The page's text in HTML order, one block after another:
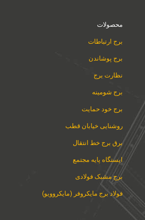
محصولات
برج ارتباطات
برج پوشاندن
نظارت برج
برج شومینه
برج خود حمایت
روشنایی خیابان قطب
برق برج خط انتقال
ایستگاه پایه مجتمع
برج مشبک فولادی
فولاد برج مایکروفر (مایکروویو)